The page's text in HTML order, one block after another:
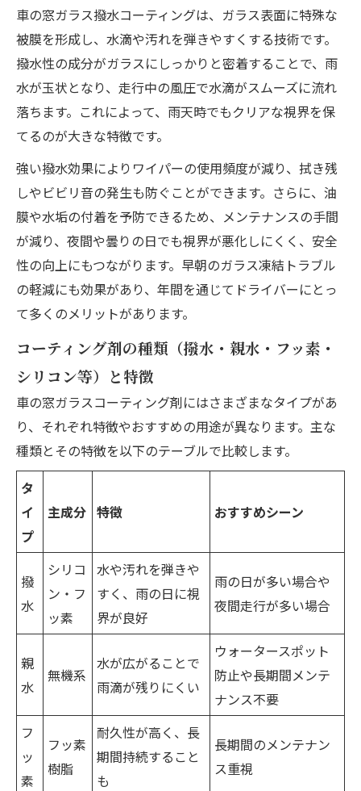
車の窓ガラス撥水コーティングは、ガラス表面に特殊な
被膜を形成し、水滴や汚れを弾きやすくする技術です。
撥水性の成分がガラスにしっかりと密着することで、雨
水が玉状となり、走行中の風圧で水滴がスムーズに流れ
落ちます。これによって、雨天時でもクリアな視界を保
てるのが大きな特徴です。
強い撥水効果によりワイパーの使用頻度が減り、拭き残
しやビビリ音の発生も防ぐことができます。さらに、油
膜や水垢の付着を予防できるため、メンテナンスの手間
が減り、夜間や曇りの日でも視界が悪化しにくく、安全
性の向上にもつながります。早朝のガラス凍結トラブル
の軽減にも効果があり、年間を通じてドライバーにとっ
て多くのメリットがあります。
コーティング剤の種類（撥水・親水・フッ素・
シリコン等）と特徴
車の窓ガラスコーティング剤にはさまざまなタイプがあ
り、それぞれ特徴やおすすめの用途が異なります。主な
種類とその特徴を以下のテーブルで比較します。
タ
イ
プ
主成分 特徴 おすすめシーン
撥
水
シリコ
ン・フ
ッ素
水や汚れを弾きや
すく、雨の日に視
界が良好
雨の日が多い場合や
夜間走行が多い場合
親
水
無機系
水が広がることで
雨滴が残りにくい
ウォータースポット
防止や長期間メンテ
ナンス不要
フ
ッ
素
フッ素
樹脂
耐久性が高く、長
期間持続すること
も
長期間のメンテナン
ス重視